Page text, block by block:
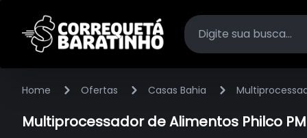
Home Ofertas Casas Bahia
Multiprocessador de Alimentos Philco